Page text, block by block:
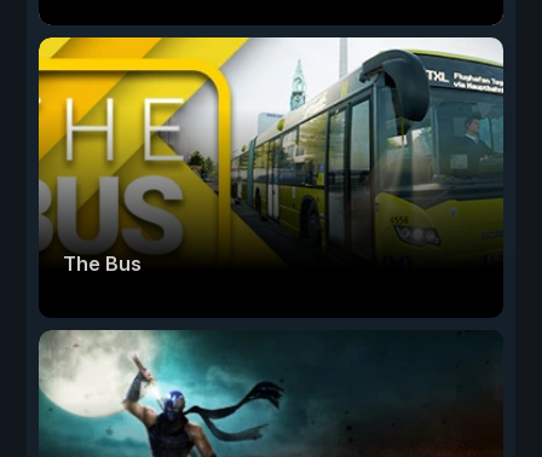
The Bus